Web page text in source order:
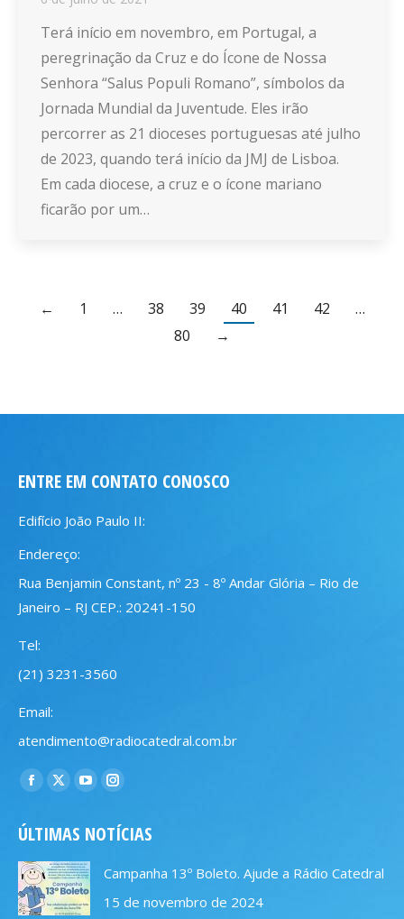
Terá início em novembro, em Portugal, a
peregrinação da Cruz e do Ícone de Nossa
Senhora “Salus Populi Romano”, símbolos da
Jornada Mundial da Juventude. Eles irão
percorrer as 21 dioceses portuguesas até julho
de 2023, quando terá início da JMJ de Lisboa.
Em cada diocese, a cruz e o ícone mariano
ficarão por um…
← 1 … 38 39 40 41 42
…
80
→
ENTRE EM CONTATO CONOSCO
Edifício João Paulo II:
Endereço:
Rua Benjamin Constant, nº 23 - 8º Andar Glória – Rio de
Janeiro – RJ CEP.: 20241-150
Tel:
(21) 3231-3560
Email:
atendimento@radiocatedral.com.br
Encontre-nos em:
Facebook
opens
in
new
window
X
opens
in
new
window
YouTube
opens
in
new
window
Instagram
opens
new
window
ÚLTIMAS NOTÍCIAS
Campanha 13º Boleto. Ajude a Rádio Catedral
15 de novembro de 2024